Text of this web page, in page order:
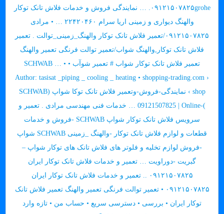
۰۹۱۲۱۵۰۷۸۲۵grohe. … نمایندگی فروش و خدمات فلاش تانک توکار
والهنگ دیواری و زمینی اریا سرام ۲۲۴۲۰۴۶۰ … • مرادی
۰۹۱۲۱۵۰۷۸۲۵/تعمیر فلاش تانک توکار والهنگ_زمینی_توالت . تعمیر
فلاش تانک توکار,والهنگ شواب/تعمیر توالت فرنگی تعمیر والهنگ
تعمیر فلاش تانک توکار شواب # تعمیر شوآب SCHWAB … • •
Author: tasisat _piping _ cooling _ heating • shopping-trading.com ›
shop › نمایندگی-فروش-وتعمیر فلاش تانک توکا شواپ (SCHWAB
)-09121507825 | Online … خدمات فنی مهندسی مرادی . تعمیر و
سرویس فلاش تانک توکار شواپ SCHWAB -فروش و خدمات
قطعات و لوازم فلاش تانک توکار -والهنگ _زمینی SCHWAB شواپ
-فروش لوازم تخلیه و فلوتر های فلاش تانک های توکار شواپ –
گبریت -دوراویت … تعمیر و خدمات فلاش تانک توکار ایران
۰۹۱۲۱۵۰۷۸۲۵ .. تعمیر و خدمات فلاش تانک توکار ایران
۰۹۱۲۱۵۰۷۸۲۵ • تعمیر توالت فرنگی تعمیر والهنگ تعمیر فلاش تانک
توکار ایران • بررسی • دسترسی سریع • حساب من • تازه وارد